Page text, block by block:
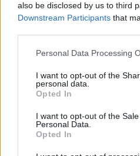
also be disclosed by us to third
Downstream Participants that
Personal Data Processing
I want to opt-out of the
personal data.
Opted In
I want to opt-out of the
Personal Data.
Opted In
nueva generación de
los últimos 15 años.
Franchu Morales, por su
enfocada a formar a
industria de los esports
así es como se les
videojuegos. Una